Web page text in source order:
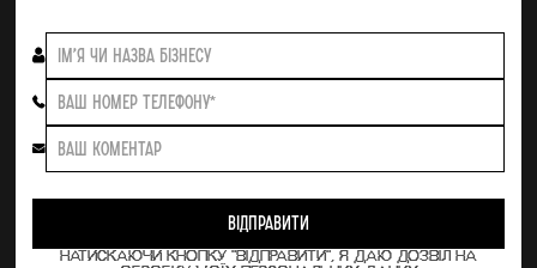
НАТИСКАЮЧИ КНОПКУ "ВІДПРАВИТИ", Я ДАЮ ДОЗВІЛ НА